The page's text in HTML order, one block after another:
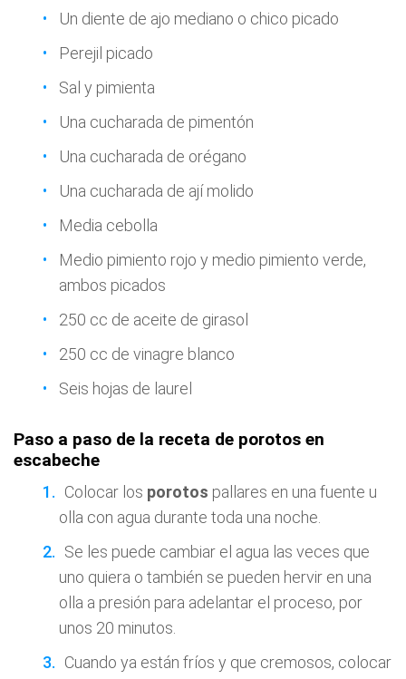
Un diente de ajo mediano o chico picado
Perejil picado
Sal y pimienta
Una cucharada de pimentón
Una cucharada de orégano
Una cucharada de ají molido
Media cebolla
Medio pimiento rojo y medio pimiento verde,
ambos picados
250 cc de aceite de girasol
250 cc de vinagre blanco
Seis hojas de laurel
Paso a paso de la receta de porotos en
escabeche
Colocar los porotos pallares en una fuente u
olla con agua durante toda una noche.
Se les puede cambiar el agua las veces que
uno quiera o también se pueden hervir en una
olla a presión para adelantar el proceso, por
unos 20 minutos.
Cuando ya están fríos y que cremosos, colocar